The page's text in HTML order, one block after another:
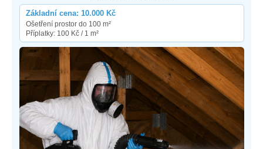
Základní cena: 10.000 Kč
Ošetření prostor do 100 m²
Příplatky: 100 Kč / 1 m²